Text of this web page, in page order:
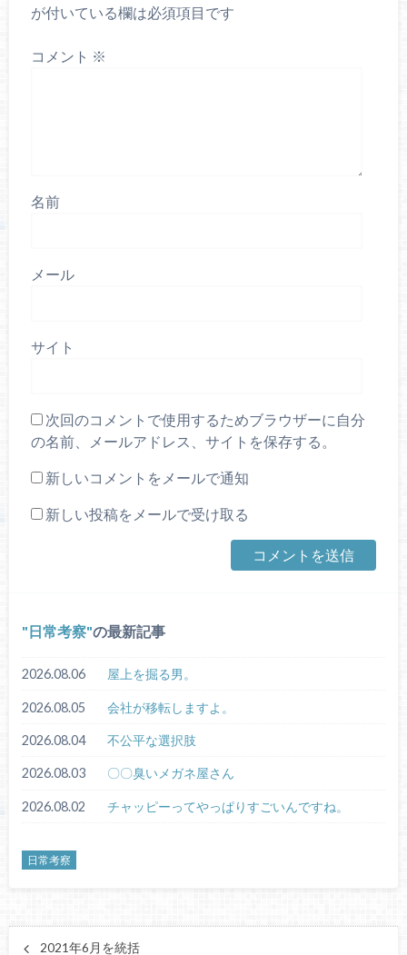
が付いている欄は必須項目です
コメント ※
名前
メール
サイト
次回のコメントで使用するためブラウザーに自分
の名前、メールアドレス、サイトを保存する。
新しいコメントをメールで通知
新しい投稿をメールで受け取る
日常考察 の最新記事
2026.08.06 屋上を掘る男。
2026.08.05 会社が移転しますよ。
2026.08.04 不公平な選択肢
2026.08.03 〇〇臭いメガネ屋さん
2026.08.02 チャッピーってやっぱりすごいんですね。
日常考察
2021年6月を統括